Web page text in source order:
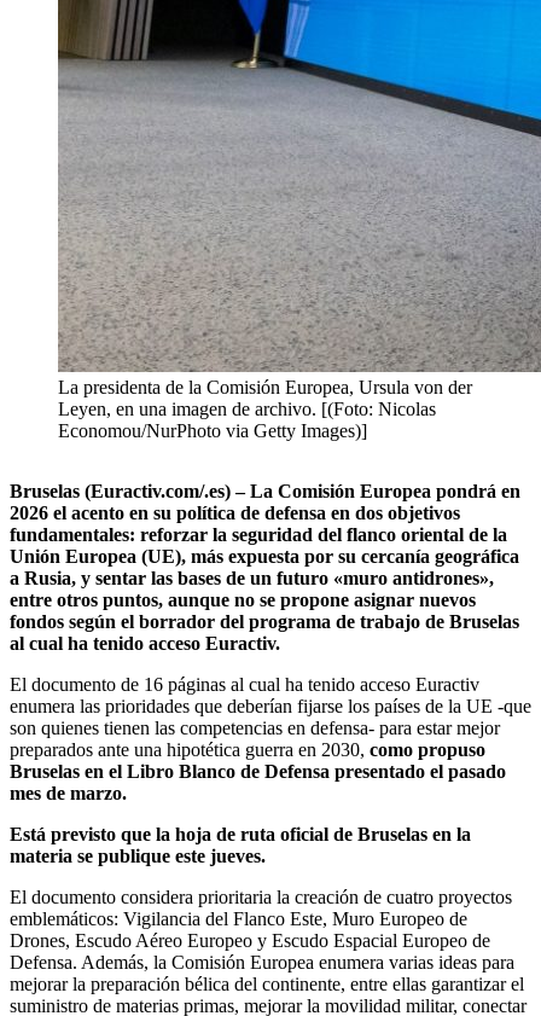
La presidenta de la Comisión Europea, Ursula von der
Leyen, en una imagen de archivo. [(Foto: Nicolas
Economou/NurPhoto via Getty Images)]
Bruselas (Euractiv.com/.es) – La Comisión Europea pondrá en
2026 el acento en su política de defensa en dos objetivos
fundamentales: reforzar la seguridad del flanco oriental de la
Unión Europea (UE), más expuesta por su cercanía geográfica
a Rusia, y sentar las bases de un futuro «muro antidrones»,
entre otros puntos, aunque no se propone asignar nuevos
fondos según el borrador del programa de trabajo de Bruselas
al cual ha tenido acceso Euractiv.
El documento de 16 páginas al cual ha tenido acceso Euractiv
enumera las prioridades que deberían fijarse los países de la UE -que
son quienes tienen las competencias en defensa- para estar mejor
preparados ante una hipotética guerra en 2030, como propuso
Bruselas en el Libro Blanco de Defensa presentado el pasado
mes de marzo.
Está previsto que la hoja de ruta oficial de Bruselas en la
materia se publique este jueves.
El documento considera prioritaria la creación de cuatro proyectos
emblemáticos: Vigilancia del Flanco Este, Muro Europeo de
Drones, Escudo Aéreo Europeo y Escudo Espacial Europeo de
Defensa. Además, la Comisión Europea enumera varias ideas para
mejorar la preparación bélica del continente, entre ellas garantizar el
suministro de materias primas, mejorar la movilidad militar, conectar